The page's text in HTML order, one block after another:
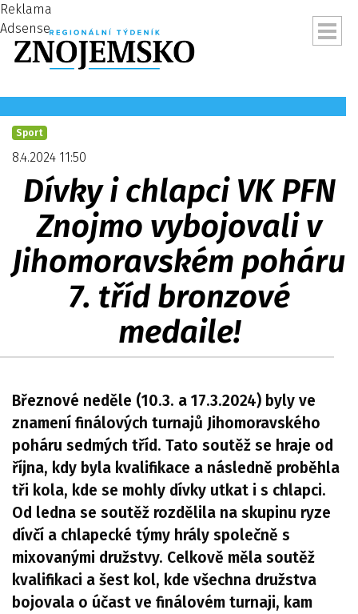
Reklama
Adsense
Sport
8.4.2024 11:50
Dívky i chlapci VK PFN
Znojmo vybojovali v
Jihomoravském poháru
7. tříd bronzové
medaile!
Březnové neděle (10.3. a 17.3.2024) byly ve
znamení finálových turnajů Jihomoravského
poháru sedmých tříd. Tato soutěž se hraje od
října, kdy byla kvalifikace a následně proběhla
tři kola, kde se mohly dívky utkat i s chlapci.
Od ledna se soutěž rozdělila na skupinu ryze
dívčí a chlapecké týmy hrály společně s
mixovanými družstvy. Celkově měla soutěž
kvalifikaci a šest kol, kde všechna družstva
bojovala o účast ve finálovém turnaji, kam